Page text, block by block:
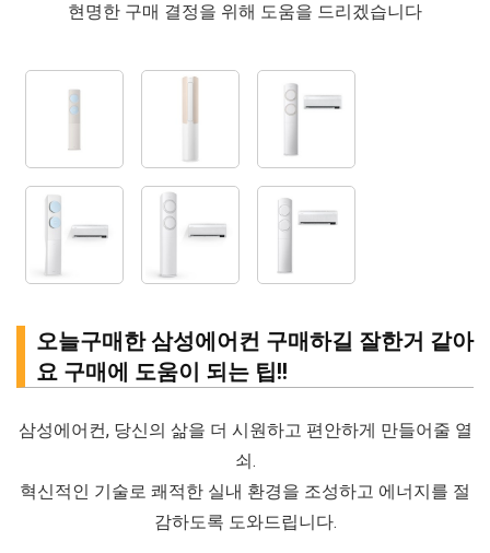
현명한 구매 결정을 위해 도움을 드리겠습니다
오늘구매한 삼성에어컨 구매하길 잘한거 같아
요 구매에 도움이 되는 팁!!
삼성에어컨, 당신의 삶을 더 시원하고 편안하게 만들어줄 열
쇠.
혁신적인 기술로 쾌적한 실내 환경을 조성하고 에너지를 절
감하도록 도와드립니다.